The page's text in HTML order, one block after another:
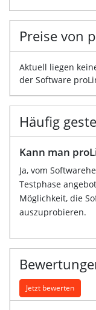
Preise von
Aktuell liegen
der Software
Häufig
Kann man
Ja, vom
Testphase
Möglichkeit, die
auszuprobieren.
Jetzt bewerten